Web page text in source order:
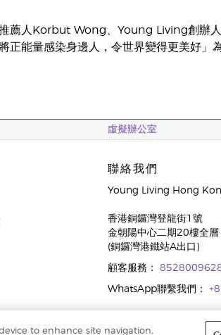
薦人Korbut Wong、Young Living創辦
正能量感染身邊人，令世界變得更美好」
虛擬辦公室
聯絡我們
Young Living Hong
香港銅鑼灣登龍街1號
金朝陽中心二期20樓全層
(銅鑼灣港鐵站A出口)
顧客服務：
WhatsApp聯繫我們：
to enhance site navigation,